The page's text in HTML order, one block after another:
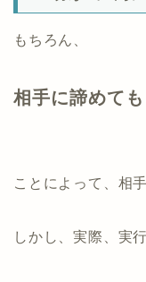
もちろん、
相手に諦めても
ことによって、相
しかし、実際、実